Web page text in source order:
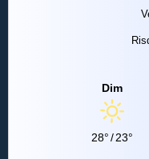
Dim
28°/23°